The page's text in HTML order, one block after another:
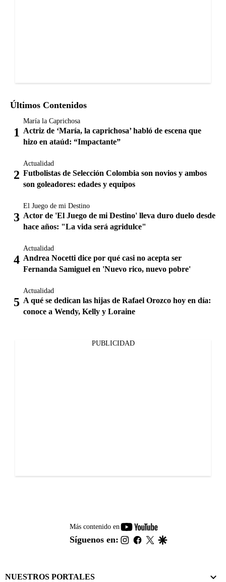
Últimos Contenidos
María la Caprichosa
Actriz de ‘María, la caprichosa’ habló de escena que
hizo en ataúd: “Impactante”
Actualidad
Futbolistas de Selección Colombia son novios y ambos
son goleadores: edades y equipos
El Juego de mi Destino
Actor de 'El Juego de mi Destino' lleva duro duelo desde
hace años: "La vida será agridulce"
Actualidad
Andrea Nocetti dice por qué casi no acepta ser
Fernanda Samiguel en 'Nuevo rico, nuevo pobre'
Actualidad
A qué se dedican las hijas de Rafael Orozco hoy en día:
conoce a Wendy, Kelly y Loraine
PUBLICIDAD
Más contenido en
youtube-
footer
Síguenos en: instagram
facebook
twitter
NUESTROS PORTALES